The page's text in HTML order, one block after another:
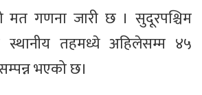
मत गणना जारी छ । सुदूरपश्चिम
स्थानीय तहमध्ये अहिलेसम्म ४५
भएको छ।